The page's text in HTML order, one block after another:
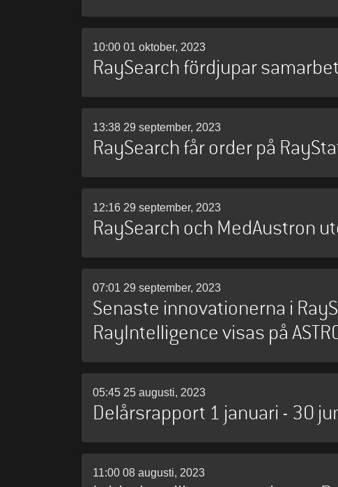
10:00 01 oktober, 2023
RaySearch fördjupar
13:38 29 september, 2023
RaySearch får order på
12:16 29 september, 2023
RaySearch och MedAustron
07:01 29 september, 2023
Senaste innovationerna i
RayIntelligence visas på
05:45 25 augusti, 2023
Delårsrapport 1 januari - 30
11:00 08 augusti, 2023